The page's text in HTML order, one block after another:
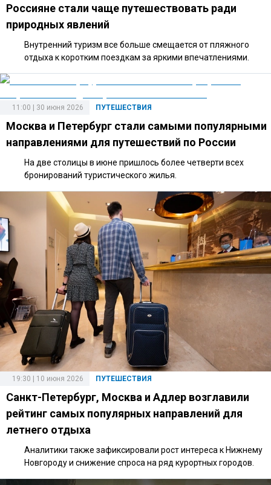
Россияне стали чаще путешествовать ради
природных явлений
Внутренний туризм все больше смещается от пляжного
отдыха к коротким поездкам за яркими впечатлениями.
ПУТЕШЕСТВИЯ
11:00 | 30 июня 2026
Москва и Петербург стали самыми популярными
направлениями для путешествий по России
На две столицы в июне пришлось более четверти всех
бронирований туристического жилья.
ПУТЕШЕСТВИЯ
19:30 | 10 июня 2026
Санкт-Петербург, Москва и Адлер возглавили
рейтинг самых популярных направлений для
летнего отдыха
Аналитики также зафиксировали рост интереса к Нижнему
Новгороду и снижение спроса на ряд курортных городов.